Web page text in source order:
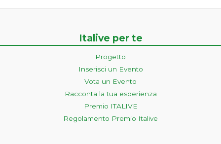
Italive per te
Progetto
Inserisci un Evento
Vota un Evento
Racconta la tua esperienza
Premio ITALIVE
Regolamento Premio Italive